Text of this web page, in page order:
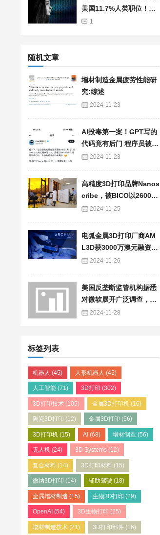
美国11.7%人类职位！总
薪资高达1.2兆美元
1
随机文章
增材制造金属疲劳性能研
究:综述
2024-11-23
AI投毒第一案！GPT写的
代码竟有后门 程序员被骗
1.8万元
2024-11-23
高精度3D打印品牌Nanos
cribe，被BICO以2600万
欧元剥离给德国LAB14
2024-11-25
电弧金属3D打印厂商AM
L3D获3000万澳元融资，
扩大生产规模和全球市场
2024-11-26
美国反垄断监管机构据悉
对微软展开广泛调查，涉
及人工智能产品等
2024-11-28
标签列表
机器人 (45) 人形机器人 (45)
人工智能 (71) 3D打印 (302)
3D打印技术 (105) 金属3D打印机(16)
陶瓷3D打印 (12) 金属3D打印 (56)
3D打印机 (15) AI(68) 增材制造 (56)
无人机 (24) 3D Systems(12)
复合材料 (14) 3D打印材料 (15)
微纳3D打印 (14) 辅助驾驶 (18)
金属增材制造 (15) 生物3D打印 (29)
OpenAI (54) 3D生物打印 (25)
增材制造技术 (21) 3D打印部件(16)